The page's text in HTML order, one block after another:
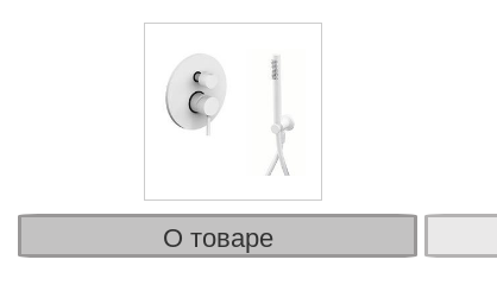
О товаре